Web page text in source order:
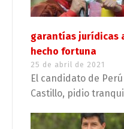
garantías jurídicas
hecho fortuna
25 de abril de 2021
El candidato de
Castillo, pidio